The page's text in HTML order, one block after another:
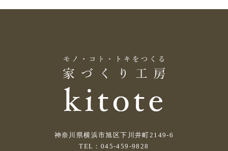
神奈川県横浜市旭区下川井町2149-6
TEL：045-459-9828